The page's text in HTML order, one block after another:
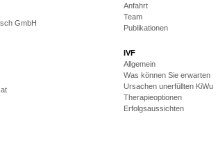
GmbH
Anfahrt
Team
Publikationen
IVF
Allgemein
Was können Sie erwarten
Ursachen unerfüllten KiWu
Therapieoptionen
Erfolgsaussichten